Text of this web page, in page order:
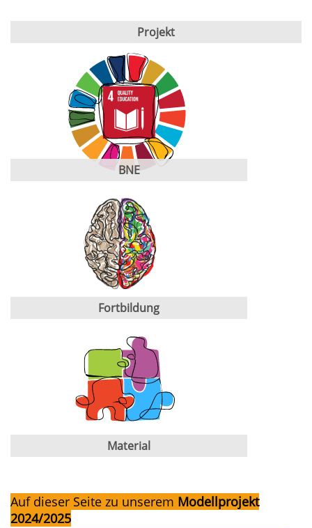
Projekt
BNE
Fortbildung
Material
Auf dieser Seite zu unserem Modellprojekt
2024/2025